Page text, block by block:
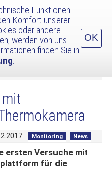
Archiv
Monitoring News
ersten Versuche mit
für die
Funktionen
Komfort unserer
oder andere
werden von uns
finden Sie in
.
OK